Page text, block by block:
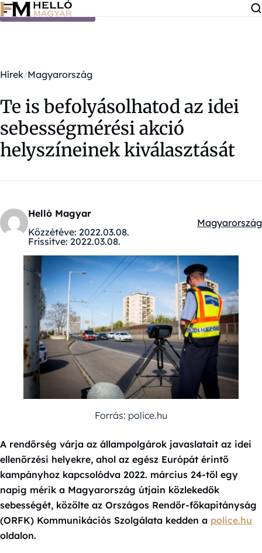
Ugrás a tartalomra
Hírek Magyarország
Te is befolyásolhatod az idei
sebességmérési akció
helyszíneinek kiválasztását
Helló Magyar
Közzétéve: 2022.03.08.
Frissítve: 2022.03.08.
Kategóriák:
Magyarország
Forrás: police.hu
A rendőrség várja az állampolgárok javaslatait az idei
ellenőrzési helyekre, ahol az egész Európát érintő
kampányhoz kapcsolódva 2022. március 24-től egy
napig mérik a Magyarország útjain közlekedők
sebességét, közölte az Országos Rendőr-főkapitányság
(ORFK) Kommunikációs Szolgálata kedden a police.hu
oldalon.